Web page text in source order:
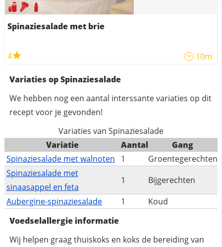
Spinaziesalade met brie
4 10m
Variaties op Spinaziesalade
We hebben nog een aantal interssante variaties op dit
recept voor je gevonden!
Variaties van Spinaziesalade
Variatie
Aantal
Gang
Spinaziesalade met walnoten
1
Groentegerechten
Spinaziesalade met
sinaasappel en feta
1
Bijgerechten
Aubergine-spinaziesalade
1
Koud
Voedselallergie informatie
Wij helpen graag thuiskoks en koks de bereiding van